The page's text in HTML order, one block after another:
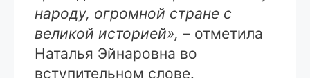
народу, огромной стране с
великой историей», – отметила
Наталья Эйнаровна во
вступительном слове.